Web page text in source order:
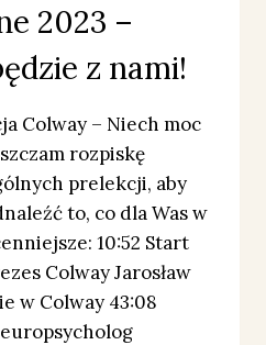
2023 –
z nami!
Colway – Niech moc
rozpiskę
prelekcji, aby
to, co dla Was w
10:52 Start
Colway Jarosław
w Colway 43:08